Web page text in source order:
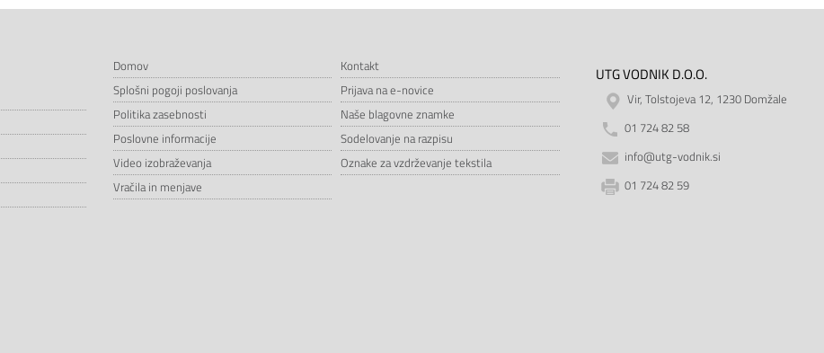
Domov
Kontakt
Splošni pogoji poslovanja
Prijava na e-novice
Politika zasebnosti
Naše blagovne znamke
Poslovne informacije
Sodelovanje na razpisu
Video izobraževanja
Oznake za vzdrževanje tekstila
Vračila in menjave
UTG VODNIK D.O.O.
Vir, Tolstojeva 12, 1230 Domžale
01 724 82 58
info@utg-vodnik.si
01 724 82 59